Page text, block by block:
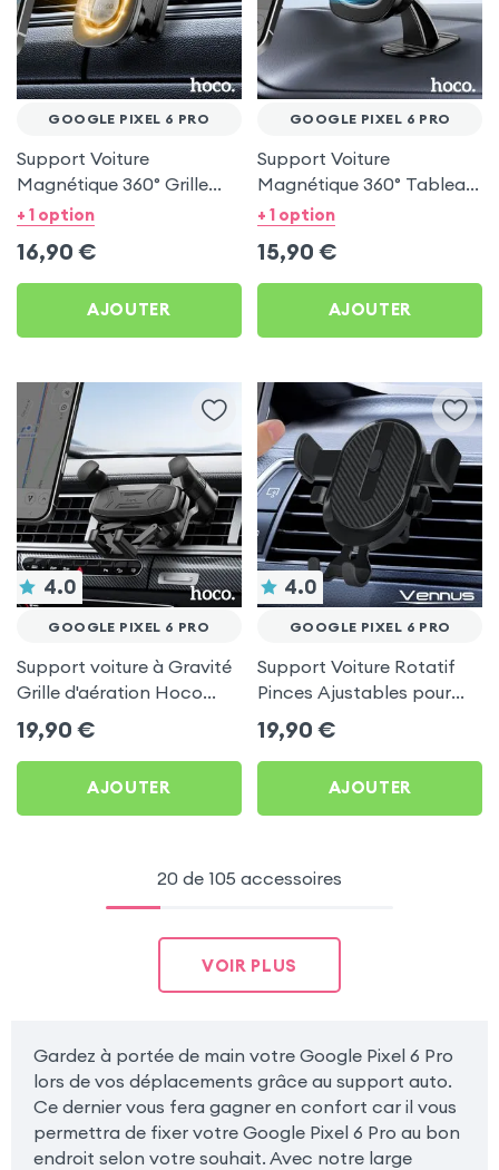
GOOGLE PIXEL 6 PRO
Support Voiture
Magnétique 360° Grille
d'aération Hoco pour
+ 1 option
16,90 €
AJOUTER
GOOGLE PIXEL 6 PRO
Support Voiture
Magnétique 360° Tableau
de bord Hoco pour
+ 1 option
15,90 €
AJOUTER
4.0
GOOGLE PIXEL 6 PRO
Support voiture à Gravité
Grille d'aération Hoco
Noir pour Google Pixel 6
Pro
19,90 €
AJOUTER
4.0
GOOGLE PIXEL 6 PRO
Support Voiture Rotatif
Pinces Ajustables pour
Google Pixel 6 Pro
19,90 €
AJOUTER
20 de 105 accessoires
VOIR PLUS
Gardez à portée de main votre Google Pixel 6 Pro
lors de vos déplacements grâce au support auto.
Ce dernier vous fera gagner en confort car il vous
permettra de fixer votre Google Pixel 6 Pro au bon
endroit selon votre souhait. Avec notre large